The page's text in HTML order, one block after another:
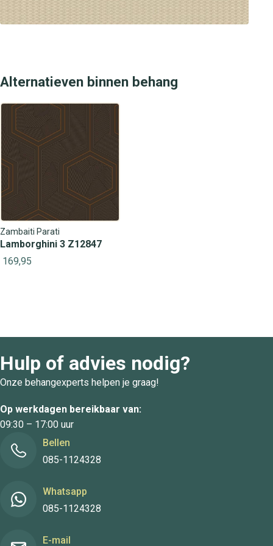
Alternatieven binnen behang
Zambaiti Parati
Lamborghini 3 Z12847
169,95
Hulp of advies nodig?
Onze behangexperts helpen je graag!
Op werkdagen bereikbaar van:
09:30 – 17:00 uur
Bellen
085-1124328
Whatsapp
085-1124328
E-mail